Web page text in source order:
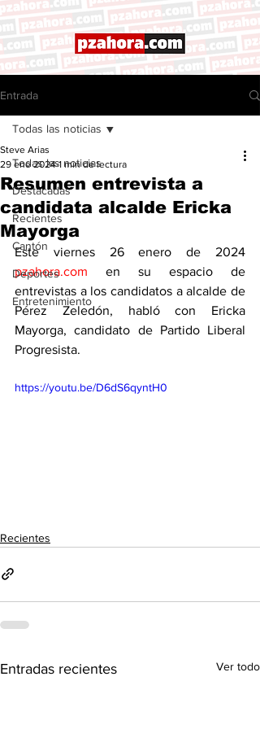
Entrada
Todas las noticias
Destacadas
Recientes
Cantón
Deportes
Entretenimiento
Todas las noticias
Resumen entrevista a
candidata alcalde Ericka
Mayorga
Steve Arias
29 ene 2024 1 min de lectura
pzahora.com en su espacio de
entrevistas a los candidatos a alcalde de
Pérez Zeledón, habló con Ericka
Mayorga, candidato de Partido Liberal
Progresista.
https://youtu.be/D6dS6qyntH0
Recientes
Entradas recientes Ver todo